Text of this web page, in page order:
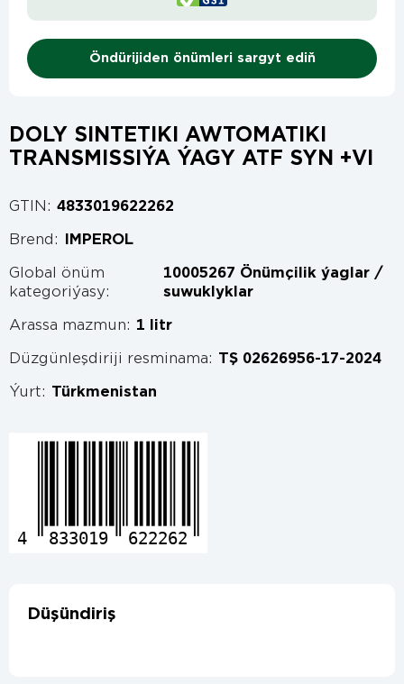
Öndürijiden önümleri sargyt ediň
DOLY SINTETIKI AWTOMATIKI
TRANSMISSIÝA ÝAGY ATF SYN +VI
GTIN: 4833019622262
Brend: IMPEROL
Global önüm
kategoriýasy:
10005267 Önümçilik ýaglar /
suwuklyklar
Arassa mazmun: 1 litr
Düzgünleşdiriji resminama: TŞ 02626956-17-2024
Ýurt: Türkmenistan
4 833019 622262
Düşündiriş